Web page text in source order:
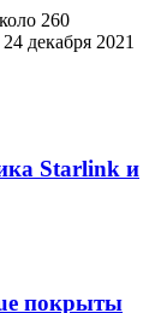
260
декабря 2021
Starlink и
покрыты